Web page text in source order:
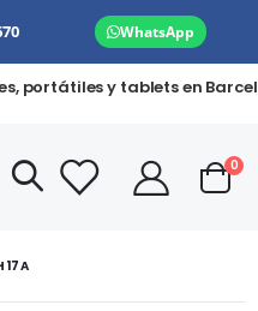
WhatsApp
portátiles y tablets en
Cart
0